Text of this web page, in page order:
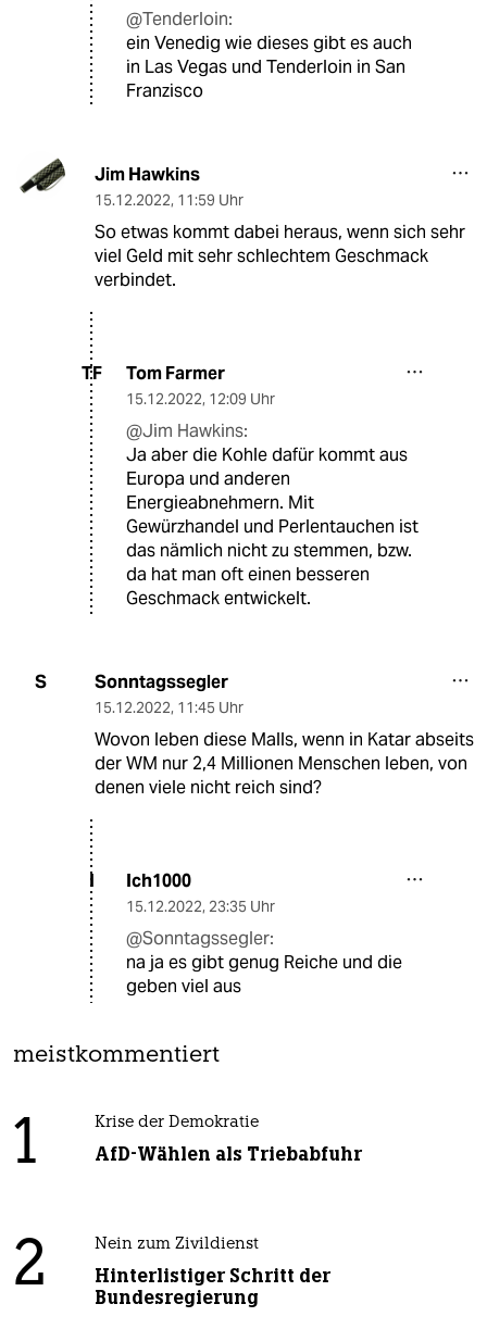
@Tenderloin:
ein Venedig wie dieses gibt es auch
in Las Vegas und Tenderloin in San
Franzisco
Jim Hawkins
15.12.2022, 11:59 Uhr
So etwas kommt dabei heraus, wenn sich sehr
viel Geld mit sehr schlechtem Geschmack
verbindet.
TF Tom Farmer
15.12.2022, 12:09 Uhr
@Jim Hawkins:
Ja aber die Kohle dafür kommt aus
Europa und anderen
Energieabnehmern. Mit
Gewürzhandel und Perlentauchen ist
das nämlich nicht zu stemmen, bzw.
da hat man oft einen besseren
Geschmack entwickelt.
S Sonntagssegler
15.12.2022, 11:45 Uhr
Wovon leben diese Malls, wenn in Katar abseits
der WM nur 2,4 Millionen Menschen leben, von
denen viele nicht reich sind?
I Ich1000
15.12.2022, 23:35 Uhr
@Sonntagssegler:
na ja es gibt genug Reiche und die
geben viel aus
meistkommentiert
1 Krise der Demokratie
AfD-Wählen als Triebabfuhr
2 Nein zum Zivildienst
Hinterlistiger Schritt der
Bundesregierung